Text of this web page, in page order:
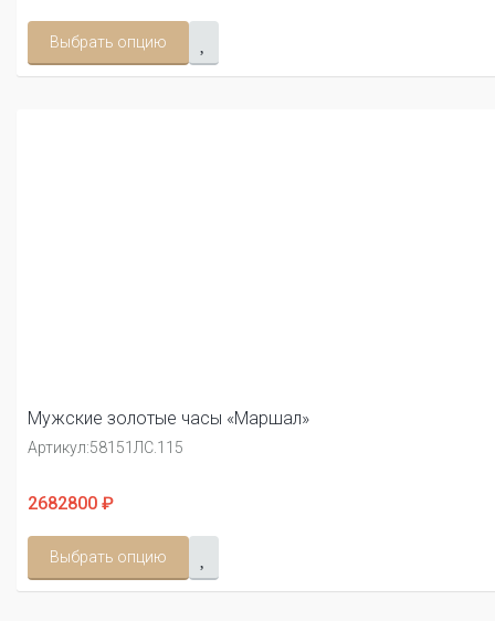
Выбрать опцию
Мужские золотые часы «Маршал»
Артикул:58151ЛС.115
2682800 ₽
Выбрать опцию